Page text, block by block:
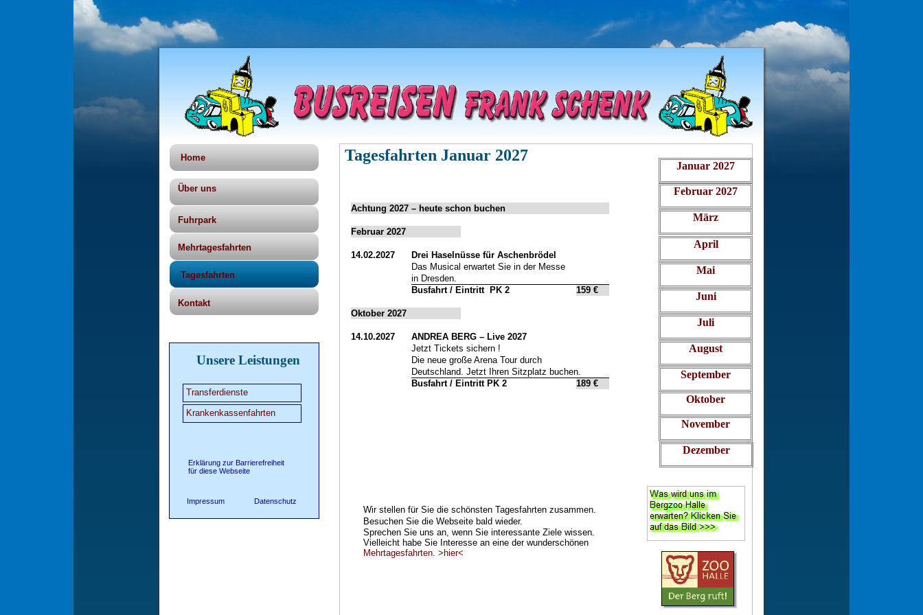
Home
Über uns
Fuhrpark
Mehrtagesfahrten
Kontakt
Unsere Leistungen
Transferdienste
Krankenkassenfahrten
Impressum Datenschutz
August
September
November
Dezember
März
April
Mai
Juni
Juli
Oktober
Tagesfahrten
Tagesfahrten Januar 2027
Februar 2027
Januar 2027
Erklärung zur Barrierefreiheit
für diese Webseite
Achtung 2027 – heute schon buchen
Februar 2027
14.02.2027
Drei Haselnüsse für Aschenbrödel
Das Musical erwartet Sie in der Messe
in Dresden.
Busfahrt / Eintritt
PK 2 159 €
Oktober 2027
14.10.2027
ANDREA BERG – Live 2027
Jetzt Tickets sichern !
Die neue große Arena Tour durch
Deutschland. Jetzt Ihren Sitzplatz buchen.
Busfahrt / Eintritt PK 2
189 €
Wir stellen für Sie die schönsten Tagesfahrten zusammen.
Besuchen Sie die Webseite bald wieder.
Sprechen Sie uns an, wenn Sie interessante Ziele wissen.
Vielleicht habe Sie Interesse an eine der wunderschönen
Mehrtagesfahrten. >hier<